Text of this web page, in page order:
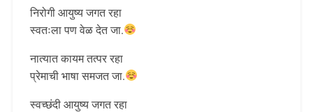
निरोगी आयुष्य जगत रहा
स्वतःला पण वेळ देत जा.
नात्यात कायम तत्पर रहा
प्रेमाची भाषा समजत जा.
स्वच्छंदी आयुष्य जगत रहा